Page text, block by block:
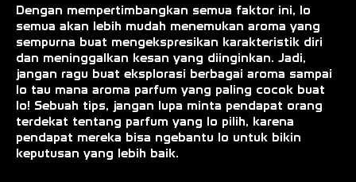
Dengan mempertimbangkan semua faktor ini, lo
semua akan lebih mudah menemukan aroma yang
sempurna buat mengekspresikan karakteristik diri
dan meninggalkan kesan yang diinginkan. Jadi,
jangan ragu buat eksplorasi berbagai aroma sampai
lo tau mana aroma parfum yang paling cocok buat
lo! Sebuah tips, jangan lupa minta pendapat orang
terdekat tentang parfum yang lo pilih, karena
pendapat mereka bisa ngebantu lo untuk bikin
keputusan yang lebih baik.